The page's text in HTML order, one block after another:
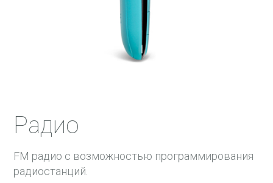
Радио
FM радио с возможностью программирования
радиостанций.